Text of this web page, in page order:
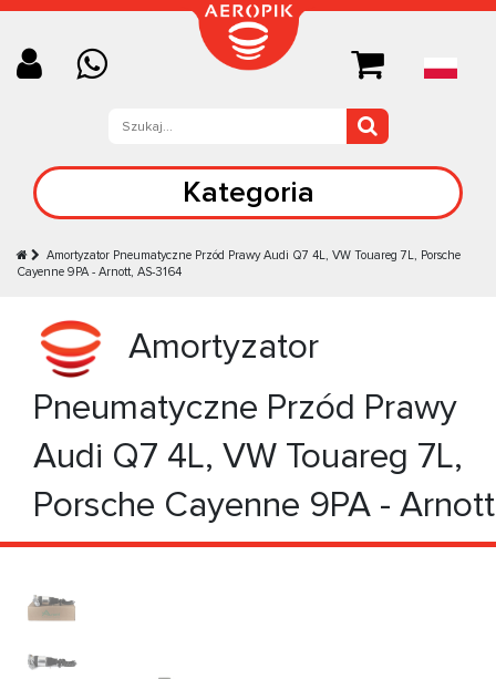
Kategoria
Amortyzator Pneumatyczne Przód Prawy Audi Q7 4L, VW Touareg 7L, Porsche
Cayenne 9PA - Arnott, AS-3164
Amortyzator
Pneumatyczne Przód Prawy
Audi Q7 4L, VW Touareg 7L,
Porsche Cayenne 9PA - Arnott